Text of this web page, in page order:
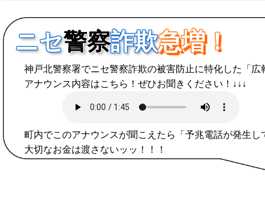
ニセ警察詐欺急増！
神戸北警察署でニセ警察詐欺の被害防止に特化した「広
アナウンス内容はこちら！ぜひお聞きください！↓↓↓
町内でこのアナウンスが聞こえたら「予兆電話が発生し
大切なお金は渡さないッッ！！！